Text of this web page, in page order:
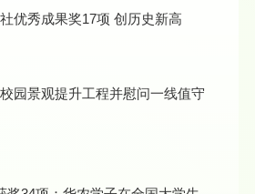
华农获广东省哲社优秀成果奖17项 创历史新高
园景观提升工程并慰问一线值守